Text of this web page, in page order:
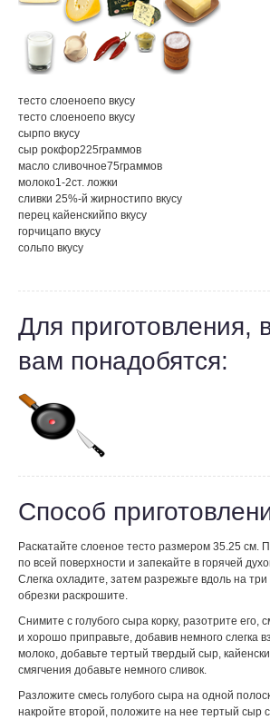
тесто слоеноепо вкусу
тесто слоеноепо вкусу
сырпо вкусу
сыр рокфор225граммов
масло сливочное75граммов
молоко1-2ст. ложки
сливки 25%-й жирностипо вкусу
перец кайенскийпо вкусу
горчицапо вкусу
сольпо вкусу
Для приготовления,
вам понадобятся:
Способ
Раскатайте слоеное тесто размером 35.25 см.
по всей поверхности и запекайте в горячей
Слегка охладите, затем разрежьте вдоль на
обрезки раскрошите.
Снимите с голубого сыра корку, разотрите его,
и хорошо приправьте, добавив немного слегка
молоко, добавьте тертый твердый сыр,
смягчения добавьте немного сливок.
Разложите смесь голубого сыра на одной
накройте второй, положите на нее тертый сыр